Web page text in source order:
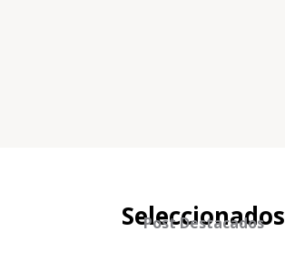
Seleccionados
Post Destacados